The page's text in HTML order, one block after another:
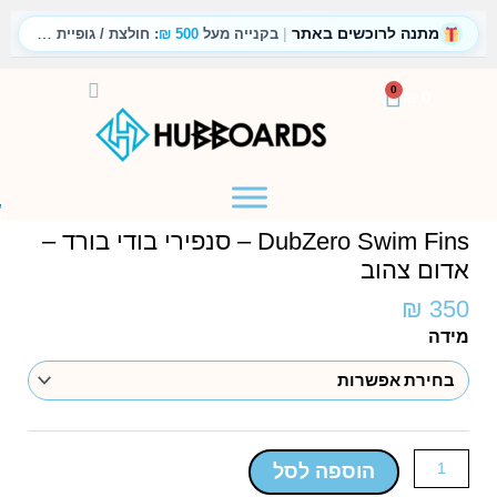
לתוכן
מתנה לרוכשים באתר בקנייה מעל 500 ₪ : חולצת / גופיית טריקו
0
עגלת
DubZero Swim Fins – סנפירי בודי בורד –
אדום צהוב
₪ 350
מידה
כמות
DubZero
Swim
Fins
–
סנפירי
הוספה לסל